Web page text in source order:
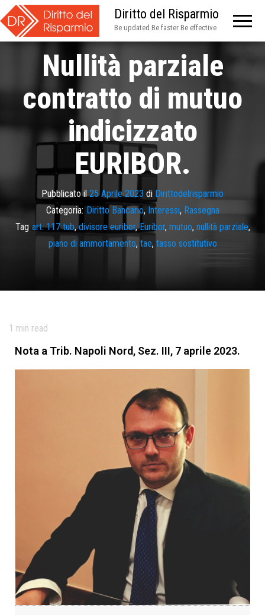
Diritto del Risparmio
Be updated Be faster Be effective
Nullità parziale
contratto di mutuo
indicizzato
EURIBOR.
Pubblicato il 25 Aprile 2023 di Dirittodelrisparmio
Categoria: Diritto Bancario, Interessi, Rassegna
Tag art. 117 tub,divisore euribor,Euribor, mutuo, nullità parziale,
piano di ammortamento, tae, tasso sostitutivo
1 min read
Nota a Trib. Napoli Nord, Sez. III, 7 aprile 2023.